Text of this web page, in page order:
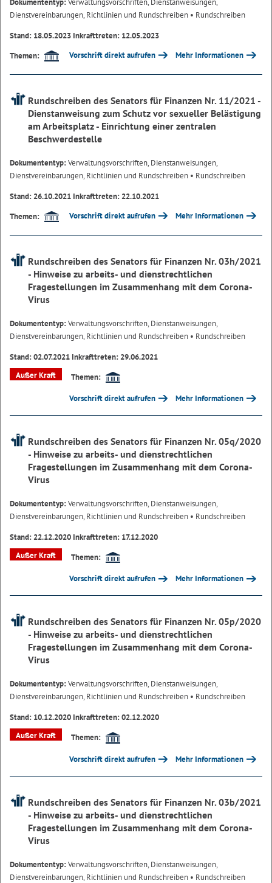
Dienstvereinbarungen, Richtlinien und Rundschreiben • Rundschreiben
Stand: 18.05.2023 Inkrafttreten: 12.05.2023
Themen:
Vorschrift direkt aufrufen Mehr Informationen
Rundschreiben des Senators für Finanzen Nr. 11/2021 -
Dienstanweisung zum Schutz vor sexueller Belästigung
am Arbeitsplatz - Einrichtung einer zentralen
Beschwerdestelle
Dokumententyp:Verwaltungsvorschriften, Dienstanweisungen,
Dienstvereinbarungen, Richtlinien und Rundschreiben • Rundschreiben
Stand: 26.10.2021 Inkrafttreten: 22.10.2021
Themen:
Vorschrift direkt aufrufen Mehr Informationen
Rundschreiben des Senators für Finanzen Nr. 03h/2021
- Hinweise zu arbeits- und dienstrechtlichen
Fragestellungen im Zusammenhang mit dem Corona-
Virus
Dokumententyp:Verwaltungsvorschriften, Dienstanweisungen,
Dienstvereinbarungen, Richtlinien und Rundschreiben • Rundschreiben
Stand: 02.07.2021 Inkrafttreten: 29.06.2021
Außer Kraft
Themen:
Vorschrift direkt aufrufen Mehr Informationen
Rundschreiben des Senators für Finanzen Nr. 05q/2020
- Hinweise zu arbeits- und dienstrechtlichen
Fragestellungen im Zusammenhang mit dem Corona-
Virus
Dokumententyp:Verwaltungsvorschriften, Dienstanweisungen,
Dienstvereinbarungen, Richtlinien und Rundschreiben • Rundschreiben
Stand: 22.12.2020 Inkrafttreten: 17.12.2020
Außer Kraft
Themen:
Vorschrift direkt aufrufen Mehr Informationen
Rundschreiben des Senators für Finanzen Nr. 05p/2020
- Hinweise zu arbeits- und dienstrechtlichen
Fragestellungen im Zusammenhang mit dem Corona-
Virus
Dokumententyp:Verwaltungsvorschriften, Dienstanweisungen,
Dienstvereinbarungen, Richtlinien und Rundschreiben • Rundschreiben
Stand: 10.12.2020 Inkrafttreten: 02.12.2020
Außer Kraft
Themen:
Vorschrift direkt aufrufen Mehr Informationen
Rundschreiben des Senators für Finanzen Nr. 03b/2021
- Hinweise zu arbeits- und dienstrechtlichen
Fragestellungen im Zusammenhang mit dem Corona-
Virus
Dokumententyp:Verwaltungsvorschriften, Dienstanweisungen,
Dienstvereinbarungen, Richtlinien und Rundschreiben • Rundschreiben